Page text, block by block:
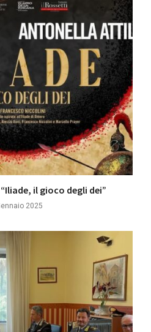
il gioco degli dei”
2025